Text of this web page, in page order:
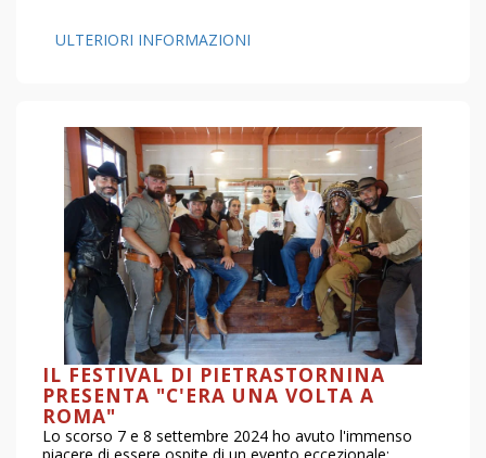
ULTERIORI INFORMAZIONI
IL FESTIVAL DI PIETRASTORNINA
PRESENTA "C'ERA UNA VOLTA A
ROMA"
Lo scorso 7 e 8 settembre 2024 ho avuto l'immenso